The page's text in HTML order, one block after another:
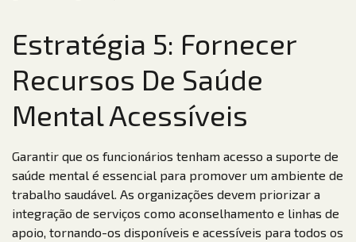
Estratégia 5: Fornecer
Recursos De Saúde
Mental Acessíveis
Garantir que os funcionários tenham acesso a suporte de
saúde mental é essencial para promover um ambiente de
trabalho saudável. As organizações devem priorizar a
integração de serviços como aconselhamento e linhas de
apoio, tornando-os disponíveis e acessíveis para todos os